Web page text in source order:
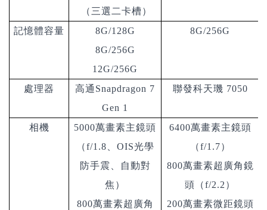
（三選二卡槽）
記憶體容量
8G/128G
8G/256G
12G/256G
8G/256G
處理器
高通Snapdragon 7
Gen 1
聯發科天璣 7050
相機
5000萬畫素主鏡頭
（f/1.8、OIS光學
防手震、自動對
焦）
800萬畫素超廣角
6400萬畫素主鏡頭
（f/1.7）
800萬畫素超廣角鏡
頭（f/2.2）
200萬畫素微距鏡頭